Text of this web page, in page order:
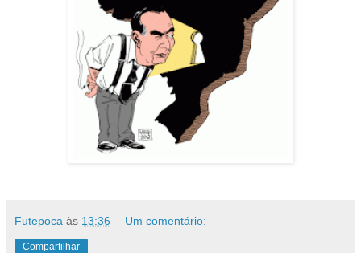
Futepoca às 13:36 Um comentário:
Compartilhar